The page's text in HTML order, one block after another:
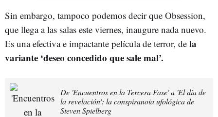
Sin embargo, tampoco podemos decir que Obsession,
que llega a las salas este viernes, inaugure nada nuevo.
Es una efectiva e impactante película de terror, de la
variante ‘deseo concedido que sale mal’.
De 'Encuentros en la Tercera Fase' a 'El día de
la revelación': la conspiranoia ufológica de
Steven Spielberg